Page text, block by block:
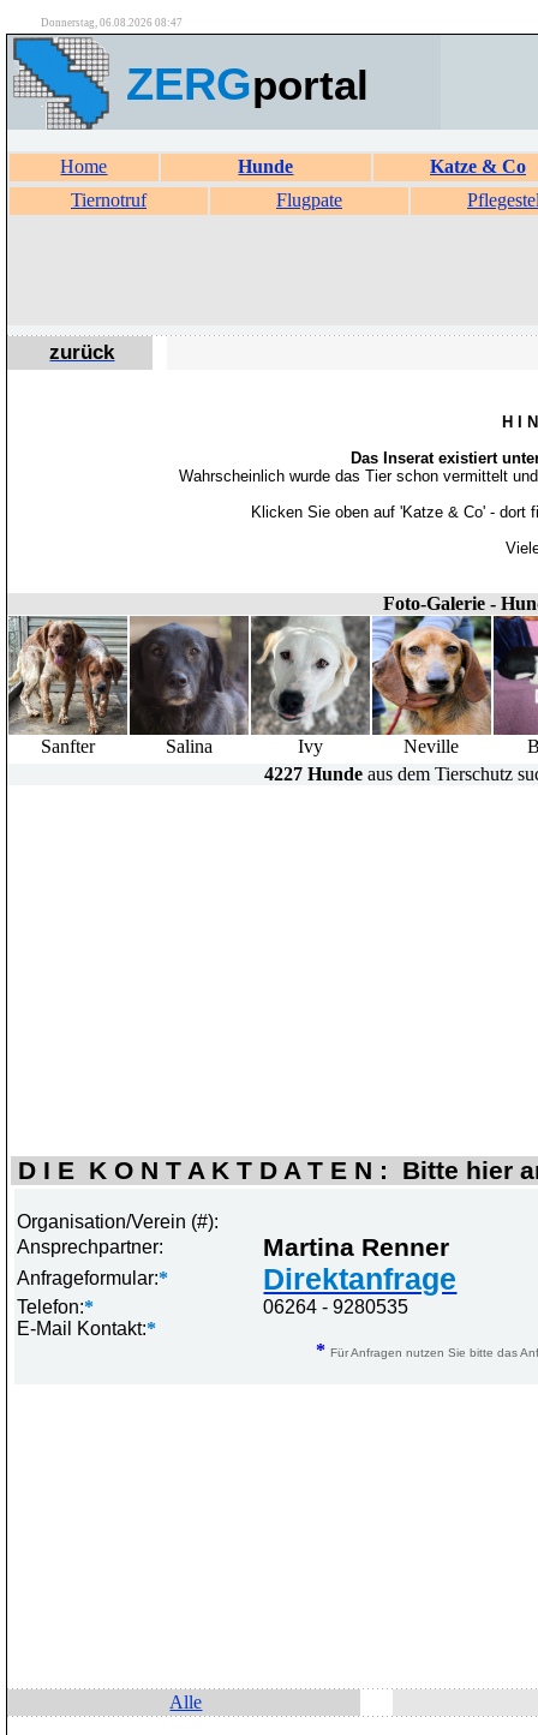
Donnerstag, 06.08.2026 08:47
ZERGportal
Home Hunde
Katze & Co
Tiernotruf
Flugpate
zurück
H I
Das Inserat existiert
Wahrscheinlich wurde das Tier schon vermittelt
Klicken Sie oben auf 'Katze & Co' - dort
Foto-Galerie -
Sanfter Salina Ivy Neville
4227 Hunde aus dem Tierschutz
D I E K O N T A K T D A T E N : Bitte hier
Organisation/Verein (#):
Ansprechpartner:
Martina Renner
Anfrageformular:* Direktanfrage
Telefon:*
06264 - 9280535
E-Mail Kontakt:*
* Für Anfragen nutzen Sie bitte das
Alle